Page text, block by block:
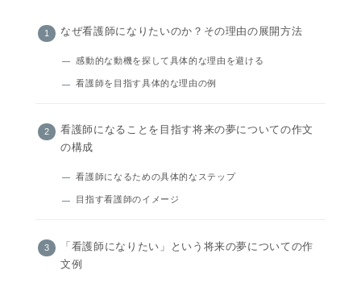
なぜ看護師になりたいのか？その理由の展開方法
感動的な動機を探して具体的な理由を避ける
看護師を目指す具体的な理由の例
看護師になることを目指す将来の夢についての作文
の構成
看護師になるための具体的なステップ
目指す看護師のイメージ
「看護師になりたい」という将来の夢についての作
文例